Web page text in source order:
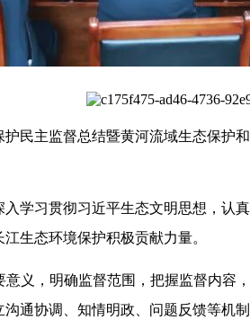
民主监督总结暨黄河流域生态保护
学习贯彻习近平生态文明思想，
生态环境保护积极贡献力量。
义，明确监督范围，把握监督内
通协调、知情明政、问题反馈等